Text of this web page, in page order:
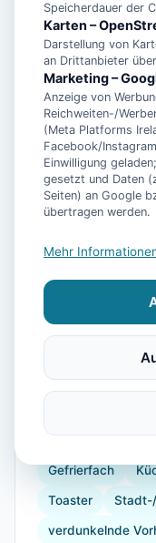
Ausstattung
WLAN
Geschirrspüler
Kaffeemaschine
Gefrierfach
Toaster
verdunkelnde
Speicherdauer der
Karten –
Darstellung von
an Drittanbieter
Marketing –
Anzeige von
Reichweiten-/
(Meta Platforms
Facebook/
Einwilligung
gesetzt und Daten
Seiten) an Google
übertragen werden.
Mehr